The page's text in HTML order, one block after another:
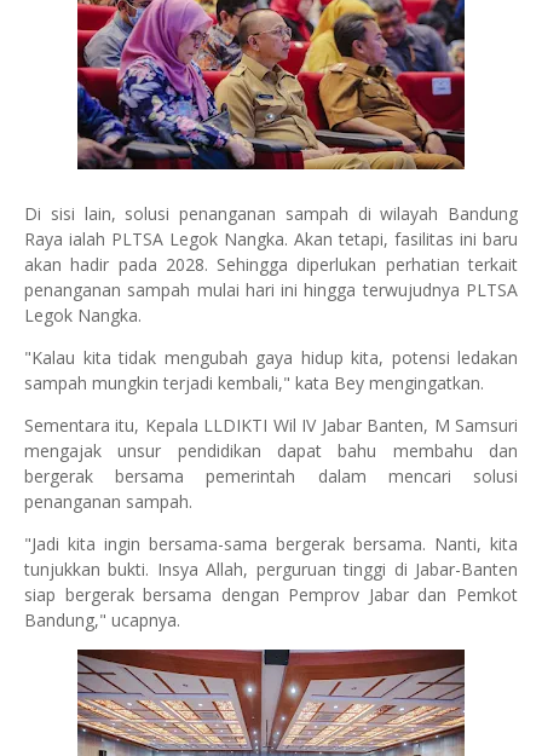
Di sisi lain, solusi penanganan sampah di wilayah Bandung
Raya ialah PLTSA Legok Nangka. Akan tetapi, fasilitas ini baru
akan hadir pada 2028. Sehingga diperlukan perhatian terkait
penanganan sampah mulai hari ini hingga terwujudnya PLTSA
Legok Nangka.
"Kalau kita tidak mengubah gaya hidup kita, potensi ledakan
sampah mungkin terjadi kembali," kata Bey mengingatkan.
Sementara itu, Kepala LLDIKTI Wil IV Jabar Banten, M Samsuri
mengajak unsur pendidikan dapat bahu membahu dan
bergerak bersama pemerintah dalam mencari solusi
penanganan sampah.
"Jadi kita ingin bersama-sama bergerak bersama. Nanti, kita
tunjukkan bukti. Insya Allah, perguruan tinggi di Jabar-Banten
siap bergerak bersama dengan Pemprov Jabar dan Pemkot
Bandung," ucapnya.